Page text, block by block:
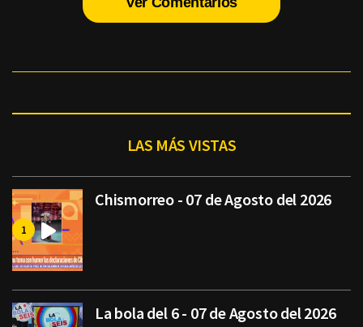
LAS MÁS VISTAS
Chismorreo - 07 de Agosto del 2026
La bola del 6 - 07 de Agosto del 2026